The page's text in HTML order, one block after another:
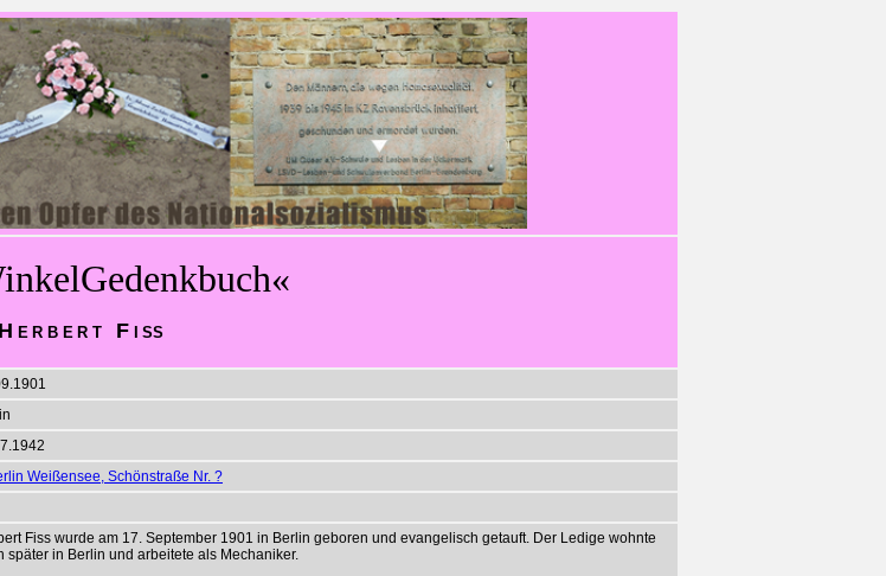
Herbert Fiß
Weißensee, Schönstraße Nr. ?
Fiss wurde am 17. September 1901 in Berlin geboren und evangelisch getauft. Der Ledige wohnte
später in Berlin und arbeitete als Mechaniker.